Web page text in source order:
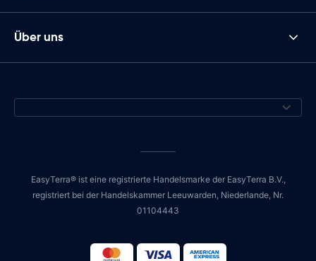
Über uns
EasyTerra® ist eine registrierte Handelsmarke der EasyTerra B.V.,
registriert bei der Handelskammer Leeuwarden, Niederlande, Nr.
01104443